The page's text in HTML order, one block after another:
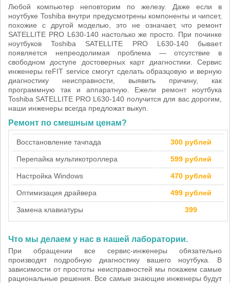
Любой компьютер неповторим по железу. Даже если в
ноутбуке Toshiba внутри предусмотрены компоненты и чипсет,
похожие с другой моделью, это не означает, что ремонт
SATELLITE PRO L630-140 настолько же просто. При починке
ноутбуков Toshiba SATELLITE PRO L630-140 бывает
появляется непреодолимая проблема — отсутствие в
свободном доступе достоверных карт диагностики. Сервис
инженеры reFIT service смогут сделать образцовую и верную
диагностику неисправности, выявить причину, как
программную так и аппаратную. Ежели ремонт ноутбука
Toshiba SATELLITE PRO L630-140 получится для вас дорогим,
наши инженеры всегда предложат выкуп.
Ремонт по смешным ценам?
Восстановление тачпада 300 рублей
Перепайка мультикотроллера 599 рублей
Настройка Windows 470 рублей
Оптимизация драйвера 499 рублей
Замена клавиатуры 399
Что мы делаем у нас в нашей лаборатории.
При обращении все сервис-инженеры обязательно
производят подробную диагностику вашего ноутбука. В
зависимости от простоты неисправностей мы покажем самые
рациональные решения. Все самые знающие инженеры будут